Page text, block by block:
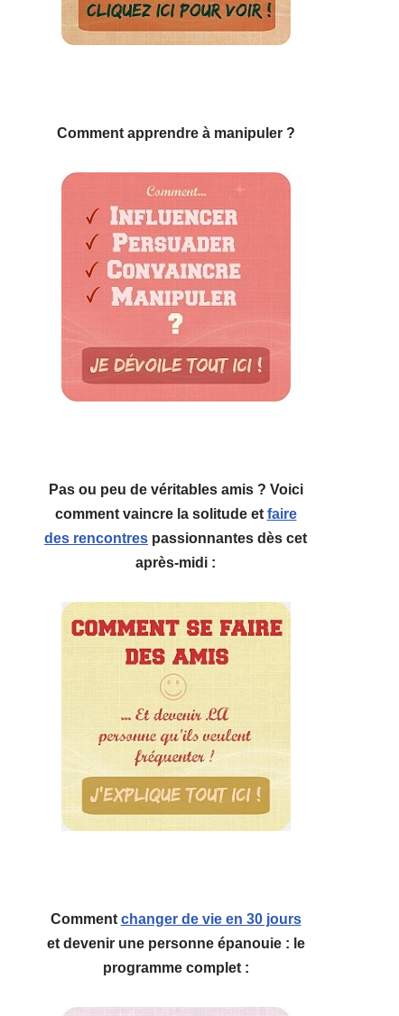
Comment apprendre à manipuler ?
Pas ou peu de véritables amis ? Voici
comment vaincre la solitude et faire
des rencontres passionnantes dès cet
après-midi :
Comment changer de vie en 30 jours
et devenir une personne épanouie : le
programme complet :